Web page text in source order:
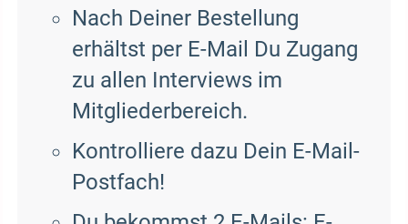
Nach Deiner Bestellung
erhältst per E-Mail Du Zugang
zu allen Interviews im
Mitgliederbereich.
Kontrolliere dazu Dein E-Mail-
Postfach!